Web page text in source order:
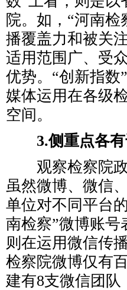
院。如，“河南
播覆盖力和被关
适用范围广、受
优势。“创新指数
媒体运用在各级
空间。
3.侧重点各
观察检察院政
虽然微博、微信
单位对不同平台
南检察”微博账号
则在运用微信传
检察院微博仅有
建有8支微信团